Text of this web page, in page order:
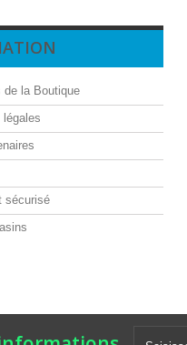
de la Boutique
légales
sécurisé